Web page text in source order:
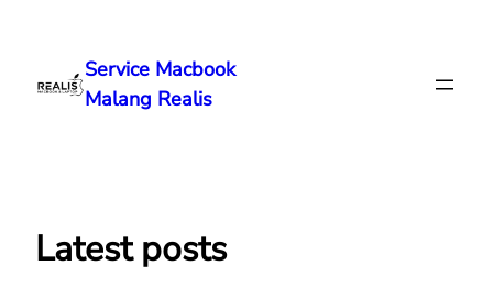
Service Macbook
Malang Realis
Latest posts